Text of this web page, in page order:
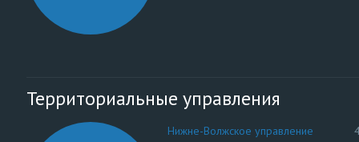
Территориальные управления
Нижне-Волжское управление